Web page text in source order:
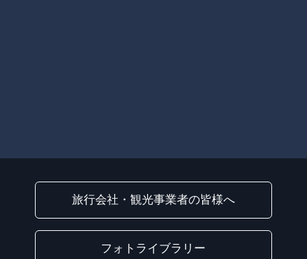
旅行会社・観光事業者の皆様へ
フォトライブラリー